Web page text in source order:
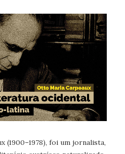
(1900–1978), foi um jornalista,